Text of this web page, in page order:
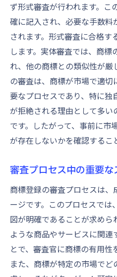
ず形式審査が行われます。こ
確に記入され、必要な手数
されます。形式審査に合格す
します。実体審査では、商標
れ、他の商標との類似性が厳
の審査は、商標が市場で適
要なプロセスであり、特に独
が拒絶される理由として多
です。したがって、事前に市
が存在しないかを確認するこ
審査プロセス中の重要な
商標登録の審査プロセスは
ージです。このプロセスでは
図が明確であることが求めら
ような商品やサービスに関
とで、審査官に商標の有用性
また、商標が特定の市場で